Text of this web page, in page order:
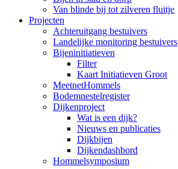
Van blinde bij tot zilveren fluitje
Projecten
Achteruitgang bestuivers
Landelijke monitoring bestuivers
Bijeninitiatieven
Filter
Kaart Initiatieven Groot
MeetnetHommels
Bodemnestelregister
Dijkenproject
Wat is een dijk?
Nieuws en publicaties
Dijkbijen
Dijkendashbord
Hommelsymposium